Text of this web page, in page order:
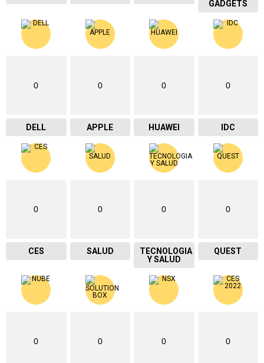
GADGETS
0
DELL
0
APPLE
0
HUAWEI
0
IDC
0
CES
0
SALUD
0
TECNOLOGIA
Y SALUD
0
QUEST
0 0 0 0